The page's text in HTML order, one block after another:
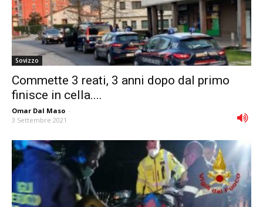
Sovizzo
Commette 3 reati, 3 anni dopo dal primo
finisce in cella....
Omar Dal Maso -
3 Settembre 2021